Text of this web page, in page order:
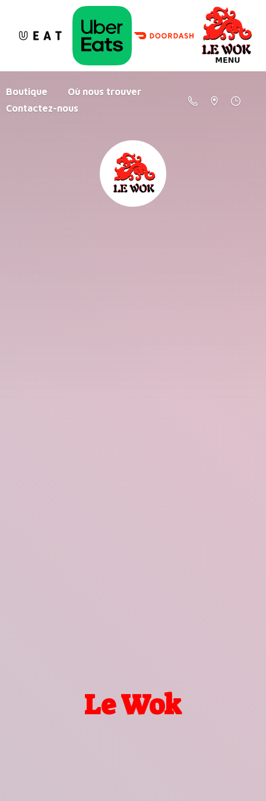
Boutique
Où nous trouver
Contactez-nous
Le Wok